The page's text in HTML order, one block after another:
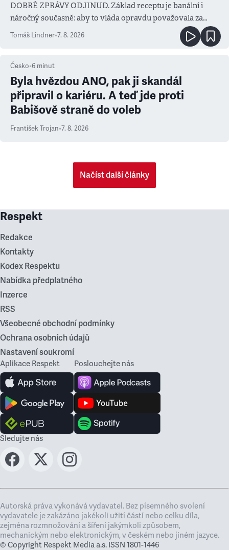
DOBRÉ ZPRÁVY ODJINUD. Základ receptu je banální i
náročný současně: aby to vláda opravdu považovala za
prioritu
Tomáš Lindner•7. 8. 2026
Česko•6 minut
Byla hvězdou ANO, pak ji skandál
připravil o kariéru. A teď jde proti
Babišově straně do voleb
František Trojan•7. 8. 2026
Načíst další články
Respekt
Redakce
Kontakty
Kodex Respektu
Nabídka předplatného
Inzerce
RSS
Všeobecné obchodní podmínky
Ochrana osobních údajů
Nastavení soukromí
Aplikace Respekt Poslouchejte nás
Sledujte nás
Autorská práva vykonává vydavatel. Bez písemného svolení
vydavatele je zakázáno jakékoli užití částí nebo celku díla,
zejména rozmnožování a šíření jakýmkoli způsobem,
mechanickým nebo elektronickým, v českém nebo jiném jazyce.
© Copyright Respekt Media a.s. ISSN 1801-1446